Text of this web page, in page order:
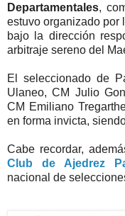
Departamentales,
estuvo organizado por
bajo la dirección
arbitraje sereno del
El seleccionado de
Ulaneo, CM Julio
CM Emiliano
en forma invicta,
Cabe recordar,
Club de Ajedrez
nacional de